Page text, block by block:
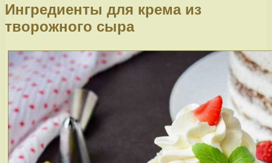
Ингредиенты для крема из
творожного сыра